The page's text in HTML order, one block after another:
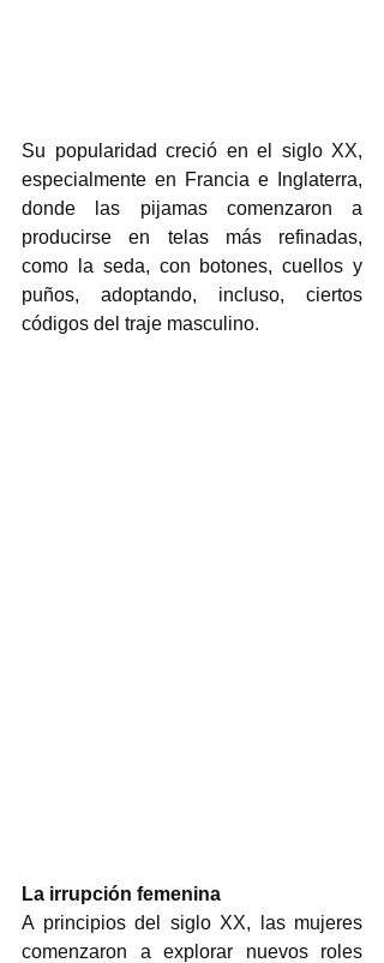
Su popularidad creció en el siglo XX,
especialmente en Francia e Inglaterra,
donde las pijamas comenzaron a
producirse en telas más refinadas,
como la seda, con botones, cuellos y
puños, adoptando, incluso, ciertos
códigos del traje masculino.
La irrupción femenina
A principios del siglo XX, las mujeres
comenzaron a explorar nuevos roles